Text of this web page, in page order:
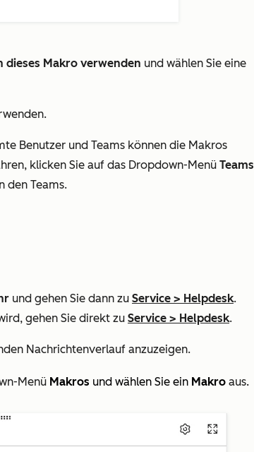
dieses Makro verwenden und wählen Sie eine
Benutzer und Teams können die Makros
klicken Sie auf das Dropdown-Menü Teams
den Teams.
und gehen Sie dann zu Service > Helpdesk.
gehen Sie direkt zu Service > Helpdesk.
Nachrichtenverlauf anzuzeigen.
Menü Makros und wählen Sie ein Makro aus.